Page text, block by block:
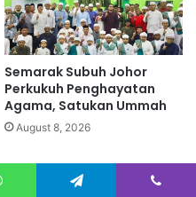
Semarak Subuh Johor
Perkukuh Penghayatan
Agama, Satukan Ummah
August 8, 2026